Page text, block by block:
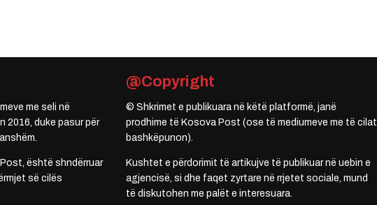
me seli në
2016, duke pasur për
është shndërruar
së cilës
@Copyright
© Shkrimet e publikuara në këtë platformë, janë
prodhime të Kosova Post (ose të mediumeve me të cilat
bashkëpunon).
Kushtet e përdorimit të artikujve të publikuar në uebin e
agjencisë, si dhe faqet zyrtare në rrjetet sociale, mund
të diskutohen me palët e interesuara.